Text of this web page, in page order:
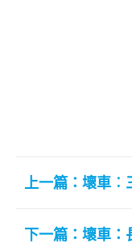
上一篇：壞車
下一篇：壞車：